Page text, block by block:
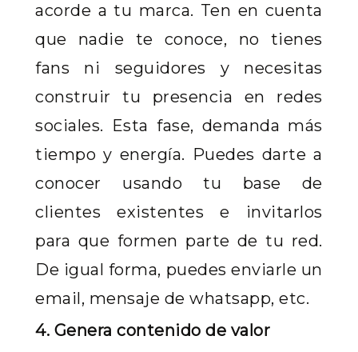
acorde a tu marca. Ten en cuenta
que nadie te conoce, no tienes
fans ni seguidores y necesitas
construir tu presencia en redes
sociales. Esta fase, demanda más
tiempo y energía. Puedes darte a
conocer usando tu base de
clientes existentes e invitarlos
para que formen parte de tu red.
De igual forma, puedes enviarle un
email, mensaje de whatsapp, etc.
4. Genera contenido de valor